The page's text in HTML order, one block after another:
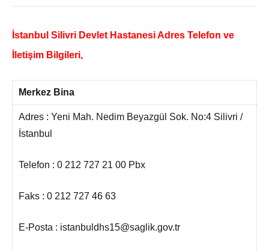
İstanbul Silivri Devlet Hastanesi Adres Telefon ve
İletişim Bilgileri,
Merkez Bina
Adres : Yeni Mah. Nedim Beyazgül Sok. No:4 Silivri /
İstanbul
Telefon : 0 212 727 21 00 Pbx
Faks : 0 212 727 46 63
E-Posta : istanbuldhs15@saglik.gov.tr